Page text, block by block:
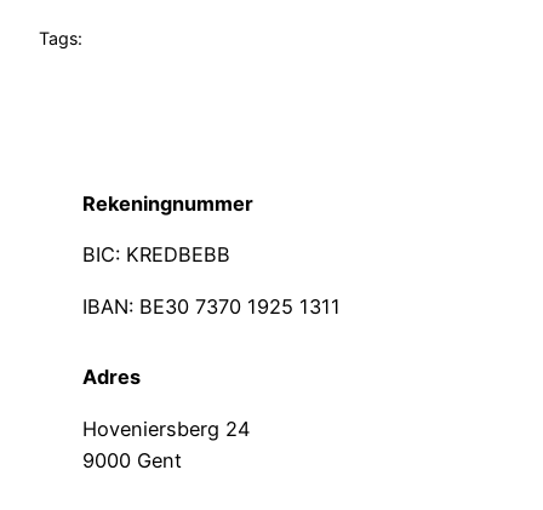
Tags:
Rekeningnummer
BIC: KREDBEBB
IBAN: BE30 7370 1925 1311
Adres
Hoveniersberg 24
9000 Gent